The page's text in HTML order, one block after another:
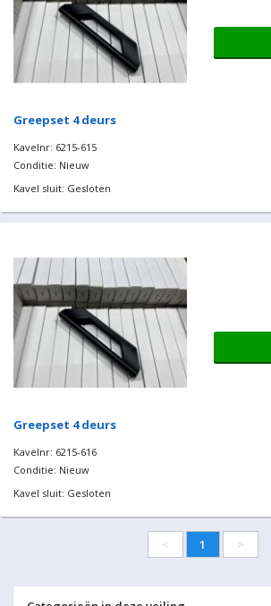
Greepset 4 deurs
Kavelnr: 6215-615
Conditie: Nieuw
Kavel sluit: Gesloten
Greepset 4 deurs
Kavelnr: 6215-616
Conditie: Nieuw
Kavel sluit: Gesloten
< 1 >